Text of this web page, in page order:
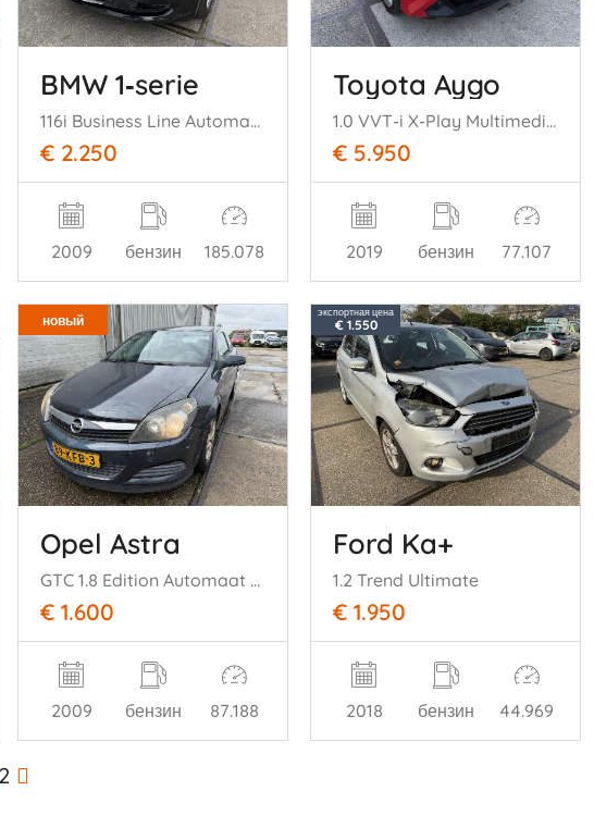
BMW 1‑serie
116i Business Line Automaat Navi
€ 2.250
2009 бензин 185.078
Toyota Aygo
1.0 VVT-i X-Play Multimedia Camera
€ 5.950
2019 бензин 77.107
новый
Opel Astra
GTC 1.8 Edition Automaat Airco
€ 1.600
2009 бензин 87.188
экспортная цена
€ 1.550
Ford Ka+
1.2 Trend Ultimate
€ 1.950
2018 бензин 44.969
2